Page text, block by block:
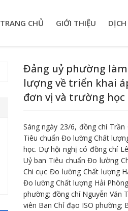
TRANG CHỦ GIỚI THIỆU
Đảng uỷ phường
lượng về triển khai
đơn vị và trường học
Sáng ngày 23/6, đồng chí
Tiêu chuẩn Đo lường Chất
học. Dự hội nghị có đồng chí
Uỷ ban Tiêu chuẩn Đo lường
Chi cục Đo lường Chất lượng
Đo lường Chất lượng Hải
phường; đồng chí Nguyễn Văn
viên Ban Chỉ đạo ISO phường;